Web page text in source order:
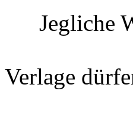
Jegliche
Verlage